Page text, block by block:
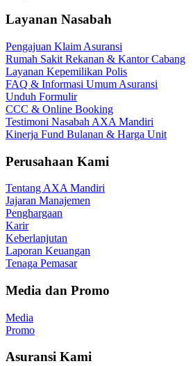
Layanan Nasabah
Pengajuan Klaim Asuransi
Rumah Sakit Rekanan & Kantor Cabang
Layanan Kepemilikan Polis
FAQ & Informasi Umum Asuransi
Unduh Formulir
CCC & Online Booking
Testimoni Nasabah AXA Mandiri
Kinerja Fund Bulanan & Harga Unit
Perusahaan Kami
Tentang AXA Mandiri
Jajaran Manajemen
Penghargaan
Karir
Keberlanjutan
Laporan Keuangan
Tenaga Pemasar
Media dan Promo
Media
Promo
Asuransi Kami